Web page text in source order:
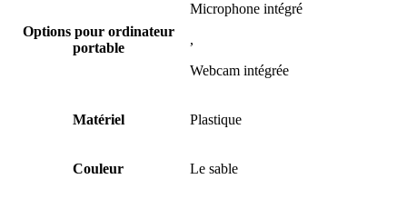
Options pour ordinateur
portable
Microphone intégré
,
Webcam intégrée
Matériel Plastique
Couleur Le sable